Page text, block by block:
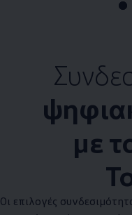
με
Οι επιλογές